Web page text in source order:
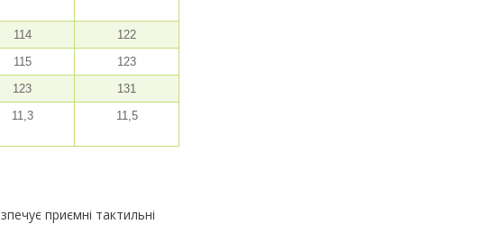
114
122
115
123
123
131
11,3 11,5
приємні тактильні